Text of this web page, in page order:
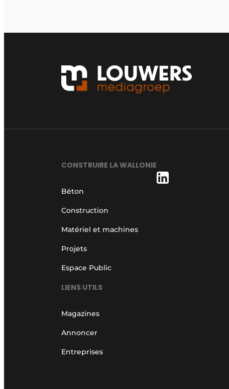
CONSTRUIRE LA WALLONIE
Béton
Construction
Matériel et machines
Projets
Espace Public
LIENS UTILS
Magazines
Annoncer
Entreprises